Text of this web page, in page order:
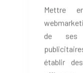
de ses
établir
efficaces.